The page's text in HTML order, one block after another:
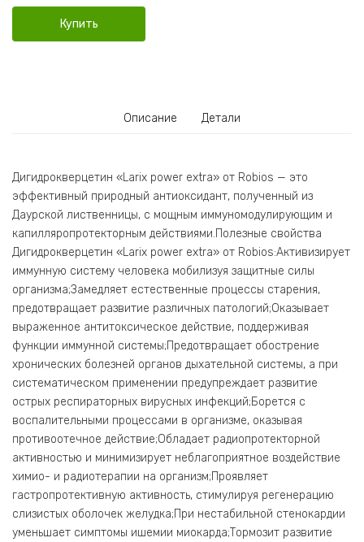
Купить
Описание Детали
Дигидрокверцетин «Larix power extra» от Robios — это
эффективный природный антиоксидант, полученный из
Даурской лиственницы, с мощным иммуномодулирующим и
капилляропротекторным действиями.Полезные свойства
Дигидрокверцетин «Larix power extra» от Robios:Активизирует
иммунную систему человека мобилизуя защитные силы
организма;Замедляет естественные процессы старения,
предотвращает развитие различных патологий;Оказывает
выраженное антитоксическое действие, поддерживая
функции иммунной системы;Предотвращает обострение
хронических болезней органов дыхательной системы, а при
систематическом применении предупреждает развитие
острых респираторных вирусных инфекций;Борется с
воспалительными процессами в организме, оказывая
противоотечное действие;Обладает радиопротекторной
активностью и минимизирует неблагоприятное воздействие
химио- и радиотерапии на организм;Проявляет
гастропротективную активность, стимулируя регенерацию
слизистых оболочек желудка;При нестабильной стенокардии
уменьшает симптомы ишемии миокарда;Тормозит развитие